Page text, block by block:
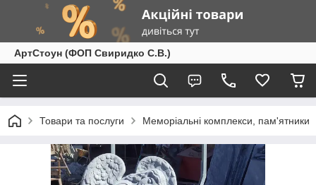
АртСтоун (ФОП Свиридко С.В.)
Товари та послуги Меморіальні комплекси, пам'ятники